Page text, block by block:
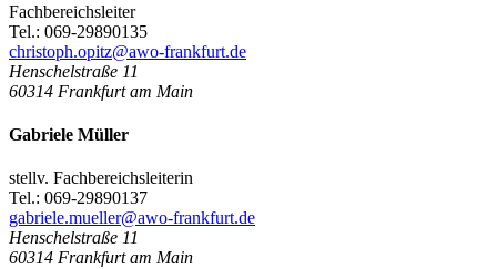
Fachbereichsleiter
Tel.: 069-29890135
christoph.opitz@awo-frankfurt.de
Henschelstraße 11
60314 Frankfurt am Main
Gabriele Müller
stellv. Fachbereichsleiterin
Tel.: 069-29890137
gabriele.mueller@awo-frankfurt.de
Henschelstraße 11
60314 Frankfurt am Main